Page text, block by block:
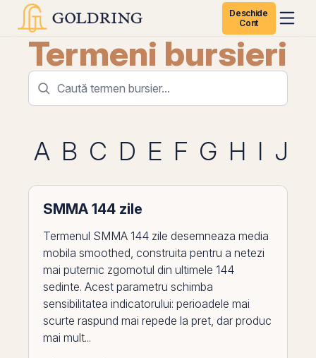
Deschide
Cont
Termeni bursieri
A B C D E F G H I J
SMMA 144 zile
Termenul SMMA 144 zile desemneaza media
mobila smoothed, construita pentru a netezi
mai puternic zgomotul din ultimele 144
sedinte. Acest parametru schimba
sensibilitatea indicatorului: perioadele mai
scurte raspund mai repede la pret, dar produc
mai mult...